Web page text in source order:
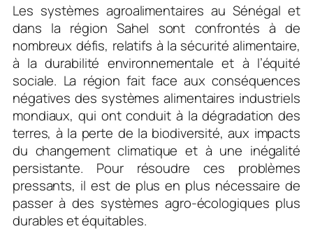
Les systèmes agroalimentaires au Sénégal et
dans la région Sahel sont confrontés à de
nombreux défis, relatifs à la sécurité alimentaire,
à la durabilité environnementale et à l’équité
sociale. La région fait face aux conséquences
négatives des systèmes alimentaires industriels
mondiaux, qui ont conduit à la dégradation des
terres, à la perte de la biodiversité, aux impacts
du changement climatique et à une inégalité
persistante. Pour résoudre ces problèmes
pressants, il est de plus en plus nécessaire de
passer à des systèmes agro-écologiques plus
durables et équitables.